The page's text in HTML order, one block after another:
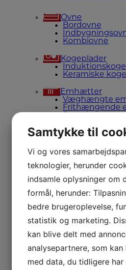
Ovne
Bordovne
Kombiovne
Kogeplader
Keramiske
Emhætter
Væghængte
Frithængende
Samtykke til
Vi og vores
teknologier, herunder
indsamle oplysninger om
formål, herunder:
bedre brugeroplevelse,
statistik og marketing.
kan blive delt med
analysepartnere, som
med data, du tidligere